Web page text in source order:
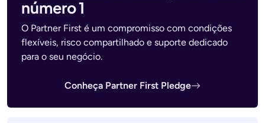
número 1
O Partner First é um compromisso com condições
flexíveis, risco compartilhado e suporte dedicado
para o seu negócio.
Conheça Partner First Pledge